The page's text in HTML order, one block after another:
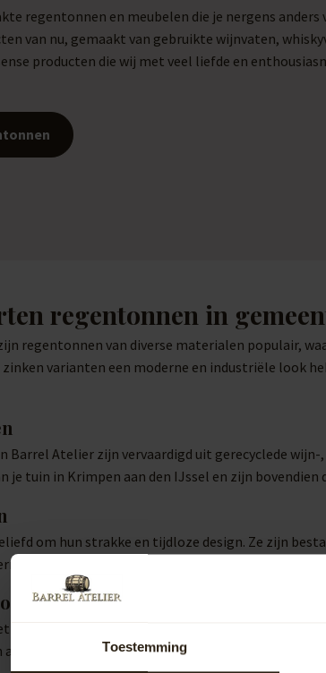
Toestemming
regentonnen en meubelen die je nergens anders
van nu, gemaakt van gebruikte wijnvaten,
producten die wij met veel liefde en
regentonnen in
regentonnen van diverse materialen populair,
varianten een moderne en industriële look
Barrel Atelier zijn vervaardigd uit gerecyclede
tuin in Krimpen aan den IJssel en zijn bovendien
om hun strakke en tijdloze design. Ze zijn
woningen en tuinen in Krimpen aan den IJssel.
of kraan
een pomp of kraan verhogen het gebruiksgemak
den IJssel die efficiënt met water willen omgaan.